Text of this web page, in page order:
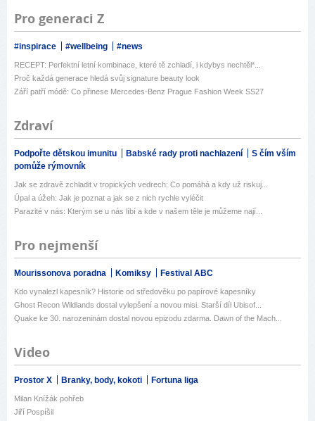
Pro generaci Z
#inspirace #wellbeing #news
RECEPT: Perfektní letní kombinace, které tě zchladí, i kdybys nechtěl*...
Proč každá generace hledá svůj signature beauty look
Září patří módě: Co přinese Mercedes-Benz Prague Fashion Week SS27
Zdraví
Podpořte dětskou imunitu Babské rady proti nachlazení
S čím vším
pomůže rýmovník
Jak se zdravě zchladit v tropických vedrech: Co pomáhá a kdy už riskuj...
Úpal a úžeh: Jak je poznat a jak se z nich rychle vyléčit
Parazité v nás: Kterým se u nás líbí a kde v našem těle je můžeme nají...
Pro nejmenší
Mourissonova poradna Komiksy Festival ABC
Kdo vynalezl kapesník? Historie od středověku po papírové kapesníky
Ghost Recon Wildlands dostal vylepšení a novou misi. Starší díl Ubisof...
Quake ke 30. narozeninám dostal novou epizodu zdarma. Dawn of the Mach...
Video
Prostor X Branky, body, kokoti Fortuna liga
Milan Knížák pohřeb
Jiří Pospíšil